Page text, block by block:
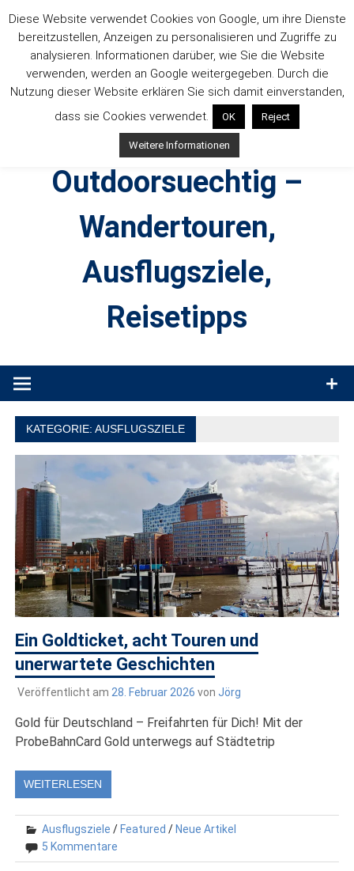
Inhalt
springen
Outdoorsuechtig –
Wandertouren,
Ausflugsziele,
Reisetipps
Produkttests und Buchrezensionen. Ein Blog für alle, die gern
KATEGORIE:AUSFLUGSZIELE
Ein Goldticket, acht Touren und
unerwartete Geschichten
Veröffentlicht am 28. Februar 2026 von Jörg
Gold für Deutschland – Freifahrten für Dich! Mit der
ProbeBahnCard Gold unterwegs auf Städtetrip
WEITERLESEN
Ausflugsziele /Featured /Neue Artikel
5 Kommentare
Diese Website verwendet Cookies von Google, um ihre Dienste
bereitzustellen, Anzeigen zu personalisieren und Zugriffe zu
analysieren. Informationen darüber, wie Sie die Website
verwenden, werden an Google weitergegeben. Durch die
Nutzung dieser Website erklären Sie sich damit einverstanden,
dass sie Cookies verwendet.
OK Reject
Weitere Informationen